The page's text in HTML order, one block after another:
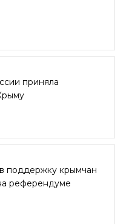
приняла
поддержку крымчан
референдуме